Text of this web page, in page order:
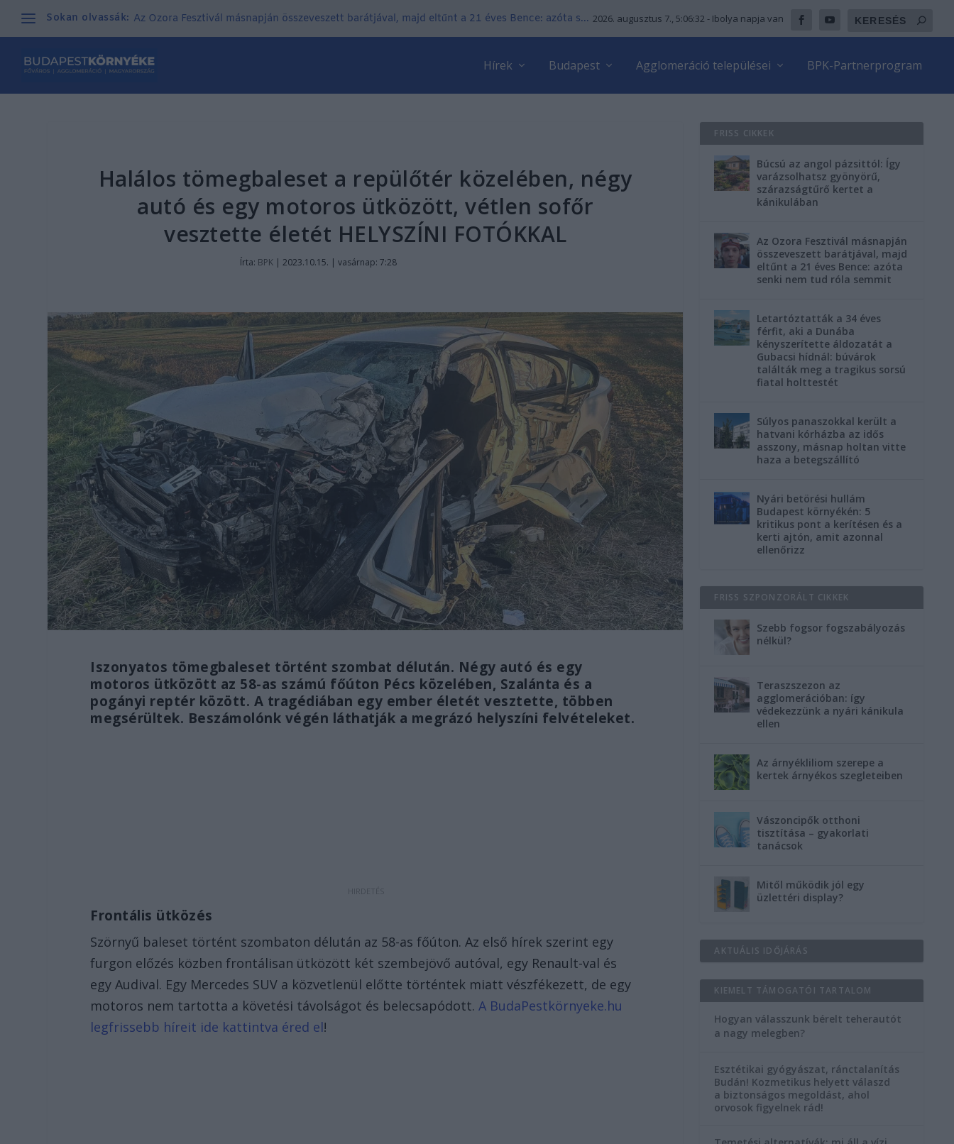
Sokan olvassák: Az Ozora Fesztivál másnapján összeveszett barátjával, majd eltűnt a 21 éves Bence: azóta s... 2026. augusztus 7., 5:06:34 - Ibolya napja van
Hírek Budapest Agglomeráció települései BPK-Partnerprogram
Halálos tömegbaleset a repülőtér közelében, négy
autó és egy motoros ütközött, vétlen sofőr
vesztette életét HELYSZÍNI FOTÓKKAL
Írta: BPK| 2023.10.15. | vasárnap: 7:28
Iszonyatos tömegbaleset történt szombat délután. Négy autó és egy
motoros ütközött az 58-as számú főúton Pécs közelében, Szalánta és a
pogányi reptér között. A tragédiában egy ember életét vesztette, többen
megsérültek. Beszámolónk végén láthatják a megrázó helyszíni felvételeket.
Frontális ütközés
Szörnyű baleset történt szombaton délután az 58-as főúton. Az első hírek szerint egy
furgon előzés közben frontálisan ütközött két szembejövő autóval, egy Renault-val és
egy Audival. Egy Mercedes SUV a közvetlenül előtte történtek miatt vészfékezett, de egy
motoros nem tartotta a követési távolságot és belecsapódott.A BudaPestkörnyeke.hu
legfrissebb híreit ide kattintva éred el!
FRISS CIKKEK
Búcsú az angol pázsittól: Így
varázsolhatsz gyönyörű,
szárazságtűrő kertet a
kánikulában
Az Ozora Fesztivál másnapján
összeveszett barátjával, majd
eltűnt a 21 éves Bence: azóta
senki nem tud róla semmit
Letartóztatták a 34 éves
férfit, aki a Dunába
kényszerítette áldozatát a
Gubacsi hídnál: búvárok
találták meg a tragikus sorsú
fiatal holttestét
Súlyos panaszokkal került a
hatvani kórházba az idős
asszony, másnap holtan vitte
haza a betegszállító
Nyári betörési hullám
Budapest környékén: 5
kritikus pont a kerítésen és a
kerti ajtón, amit azonnal
ellenőrizz
FRISS SZPONZORÁLT CIKKEK
Szebb fogsor fogszabályozás
nélkül?
Teraszszezon az
agglomerációban: így
védekezzünk a nyári kánikula
ellen
Az árnyékliliom szerepe a
kertek árnyékos szegleteiben
Vászoncipők otthoni
tisztítása – gyakorlati
tanácsok
Mitől működik jól egy
üzlettéri display?
AKTUÁLIS IDŐJÁRÁS
KIEMELT TÁMOGATÓI TARTALOM
Hogyan válasszunk bérelt teherautót
a nagy melegben?
Esztétikai gyógyászat, ránctalanítás
Budán! Kozmetikus helyett válaszd
a biztonságos megoldást, ahol
orvosok figyelnek rád!